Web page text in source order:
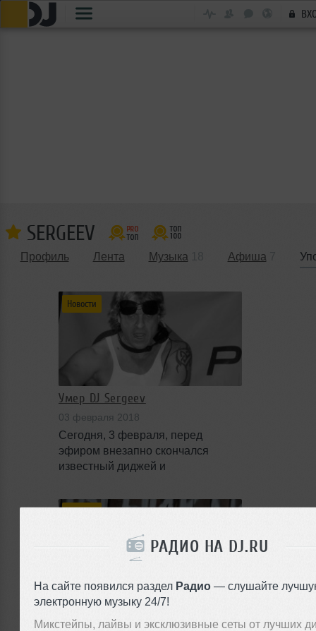
РАДИО НА DJ.RU
На сайте появился раздел Радио — слушайте
электронную музыку 24/7!
Микстейпы, лайвы и эксклюзивные сеты от лучших
SERGEEV
Профиль Лента Музыка Афиша
Новости
Умер DJ Sergeev
03 февраля 2018
Сегодня, 3 февраля, перед
эфиром внезапно скончался
известный диджей и
Лайн-ап Каzантипа и другие
истории курорта